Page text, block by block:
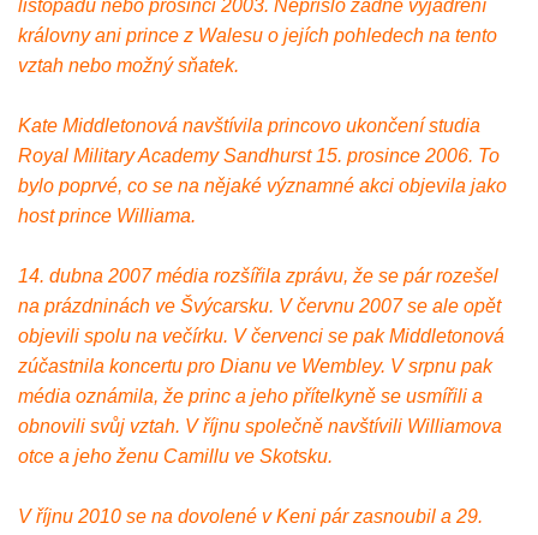
listopadu nebo prosinci 2003. Nepřišlo žádné vyjádření
královny ani prince z Walesu o jejích pohledech na tento
vztah nebo možný sňatek.
Kate Middletonová navštívila princovo ukončení studia
Royal Military Academy Sandhurst 15. prosince 2006. To
bylo poprvé, co se na nějaké významné akci objevila jako
host prince Williama.
14. dubna 2007 média rozšířila zprávu, že se pár rozešel
na prázdninách ve Švýcarsku. V červnu 2007 se ale opět
objevili spolu na večírku. V červenci se pak Middletonová
zúčastnila koncertu pro Dianu ve Wembley. V srpnu pak
média oznámila, že princ a jeho přítelkyně se usmířili a
obnovili svůj vztah. V říjnu společně navštívili Williamova
otce a jeho ženu Camillu ve Skotsku.
V říjnu 2010 se na dovolené v Keni pár zasnoubil a 29.